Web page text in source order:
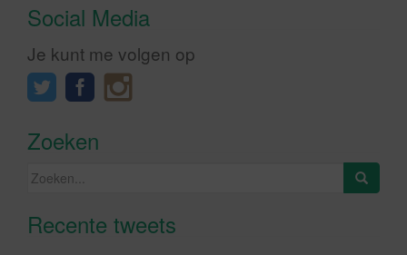
Social Media
Je kunt me volgen op
Zoeken
Zoeken
Recente tweetsKlik om marketing cookies te